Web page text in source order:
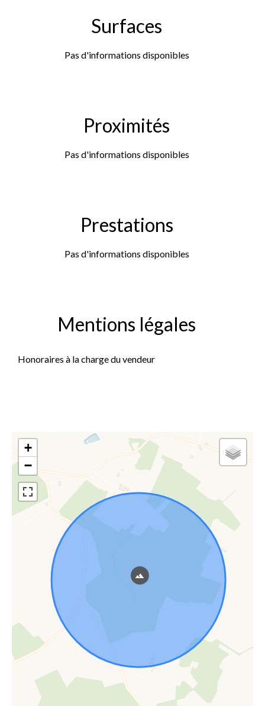
Surfaces
Pas d'informations disponibles
Proximités
Pas d'informations disponibles
Prestations
Pas d'informations disponibles
Mentions légales
Honoraires à la charge du vendeur
+
−